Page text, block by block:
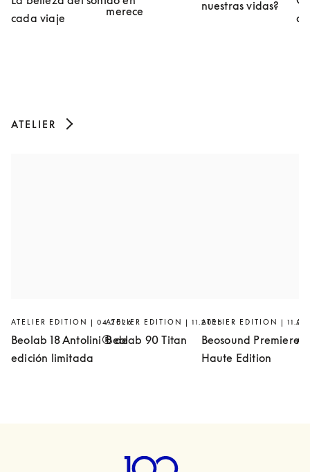
cada viaje
merece nuestras vidas?
ATELIER
ATELIER EDITION | 04.2026
Beolab 18 Antolini® de
edición limitada
ATELIER EDITION | 11.2025
Beolab 90 Titan
ATELIER EDITION |
Beosound Premiere
Haute Edition